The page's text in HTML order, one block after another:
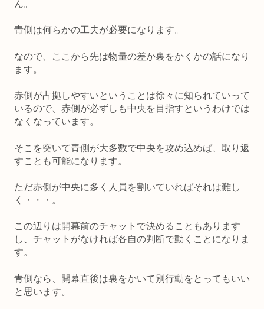
ん。
青側は何らかの工夫が必要になります。
なので、ここから先は物量の差か裏をかくかの話になり
ます。
赤側が占拠しやすいということは徐々に知られていって
いるので、赤側が必ずしも中央を目指すというわけでは
なくなっています。
そこを突いて青側が大多数で中央を攻め込めば、取り返
すことも可能になります。
ただ赤側が中央に多く人員を割いていればそれは難し
く・・・。
この辺りは開幕前のチャットで決めることもあります
し、チャットがなければ各自の判断で動くことになりま
す。
青側なら、開幕直後は裏をかいて別行動をとってもいい
と思います。